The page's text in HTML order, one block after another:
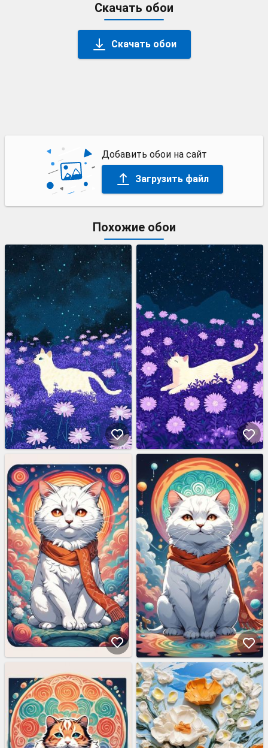
Скачать обои
Скачать обои
Добавить обои на сайт
Загрузить файл
Похожие обои